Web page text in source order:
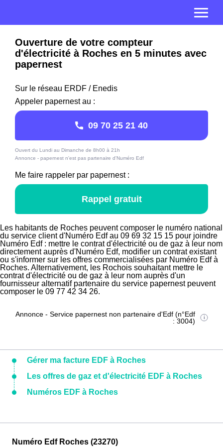
Ouverture de votre compteur
d'électricité à Roches en 5 minutes avec
papernest
Sur le réseau ERDF / Enedis
Appeler papernest au :
09 70 25 21 40
Ouvert du Lundi au Dimanche de 8h00 à 21h
Annonce - papernest n'est pas partenaire d'Numéro Edf
Me faire rappeler par papernest :
Rappel gratuit
Les habitants de Roches peuvent composer le numéro national
du service client d'Numéro Edf au 09 69 32 15 15 pour joindre
Numéro Edf : mettre le contrat d'électricité ou de gaz à leur nom
directement auprès d'Numéro Edf, modifier un contrat existant
ou s'informer sur les offres commercialisées par Numéro Edf à
Roches. Alternativement, les Rochois souhaitant mettre le
contrat d'électricité ou de gaz à leur nom auprès d'un
fournisseur alternatif partenaire du service papernest peuvent
composer le 09 77 42 34 26.
Annonce - Service papernest non partenaire d'Edf (n°Edf
: 3004)
Gérer ma facture EDF à Roches
Les offres de gaz et d'électricité EDF à Roches
Numéros EDF à Roches
Numéro Edf Roches (23270)